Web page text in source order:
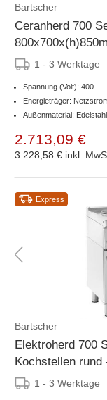
Bartscher
Ceranherd 700
1 - 3 Werktage
Spannung (Volt): 400
Energieträger:
Außenmaterial: Edelstahl
2.713,09 €
3.228,58 € inkl.
Express
Bartscher
Elektroherd 700
Kochstellen rund
1 - 3 Werktage